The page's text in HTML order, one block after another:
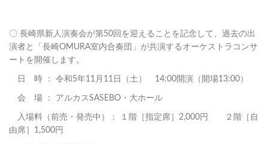
〇 長崎県新人演奏会が第50回を迎えることを記念して、過去の出
演者と「長崎OMURA室内合奏団」が共演するオーケストラコンサ
ートを開催します。
日 時 ： 令和5年11月11日（土） 14:00開演（開場13:00）
会 場 ： アルカスSASEBO・大ホール
入場料（前売・発売中）： １階［指定席］2,000円 ２階［自
由席］1,500円